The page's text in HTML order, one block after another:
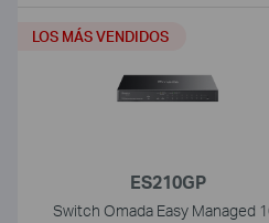
ES210GP
Switch Omada Easy Managed
LOS MÁS VENDIDOS